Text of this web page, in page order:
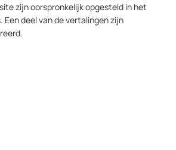
zijn oorspronkelijk opgesteld in het
Een deel van de vertalingen zijn